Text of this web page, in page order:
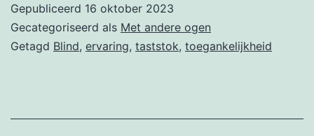
Gepubliceerd 16 oktober 2023
Gecategoriseerd als Met andere ogen
Getagd Blind, ervaring, taststok, toegankelijkheid